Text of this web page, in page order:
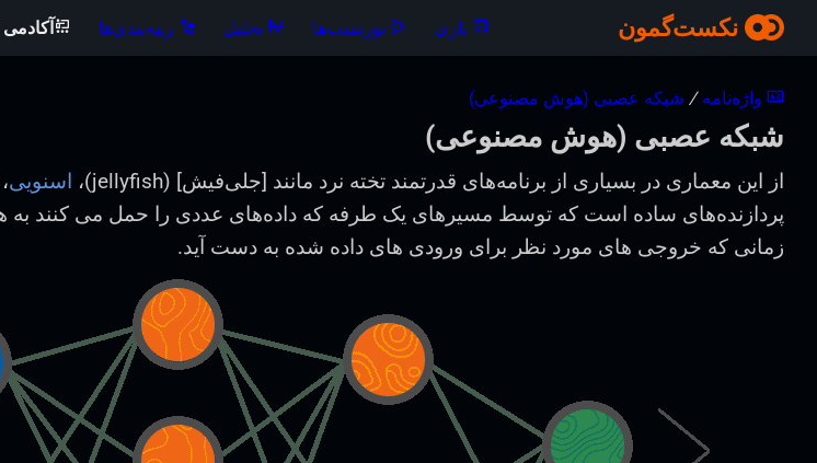
نکست‌گمون بازی تورنمنت‌ها تحلیل رتبه‌بندی‌ها آکادمی
واژه‌نامه / شبکه عصبی (هوش مصنوعی)
شبکه عصبی (هوش مصنوعی)
از این معماری در بسیاری از برنامه‌های قدرتمند تخته نرد مانند [جلی‌فیش] (jellyfish)، اسنویی
پردازنده‌های ساده است که توسط مسیرهای یک طرفه که داده‌های عددی را حمل می کنند به
زمانی که خروجی های مورد نظر برای ورودی های داده شده به دست آید.